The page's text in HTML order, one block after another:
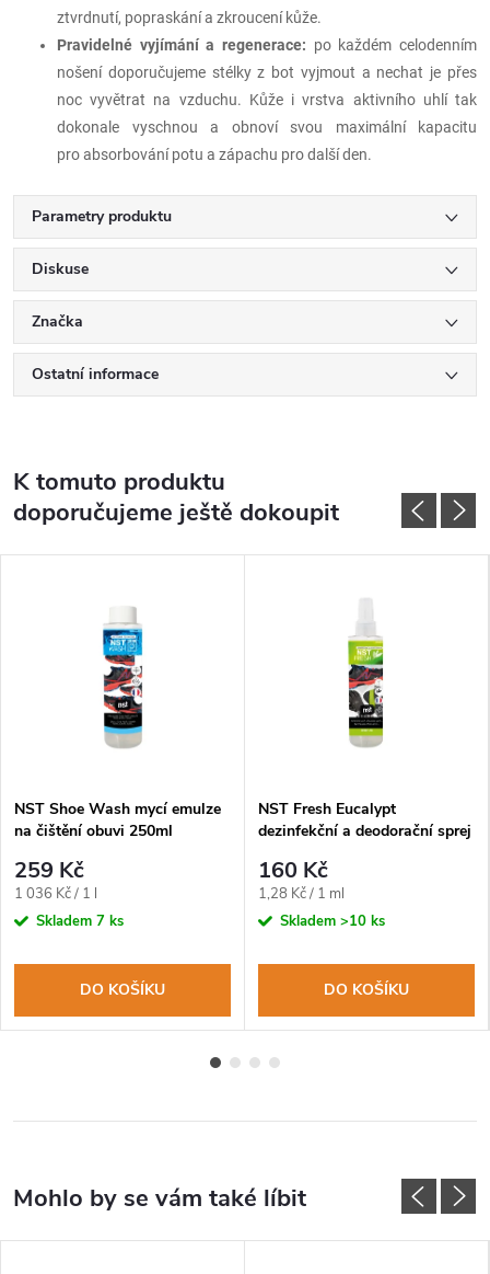
ztvrdnutí, popraskání a zkroucení kůže.
Pravidelné vyjímání a regenerace: po každém celodenním
nošení doporučujeme stélky z bot vyjmout a nechat je přes
noc vyvětrat na vzduchu. Kůže i vrstva aktivního uhlí tak
dokonale vyschnou a obnoví svou maximální kapacitu
pro absorbování potu a zápachu pro další den.
Parametry produktu
Diskuse
Značka
Ostatní informace
K tomuto produktu
doporučujeme ještě dokoupit
NST Shoe Wash mycí emulze
na čištění obuvi 250ml
259 Kč
Měrná
cena:
1 036 Kč / 1 l
Skladem 7 ks
DO KOŠÍKU
NST Fresh Eucalypt
dezinfekční a deodorační sprej
160 Kč
Měrná
cena:
1,28 Kč / 1 ml
Skladem >10 ks
DO KOŠÍKU